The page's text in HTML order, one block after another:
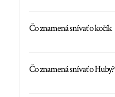
Čo znamená snívať o kočík
Čo znamená snívať o Huby?